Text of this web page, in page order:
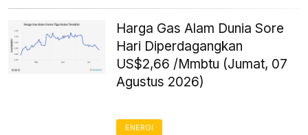
Harga Gas Alam Dunia Sore
Hari Diperdagangkan
US$2,66 /Mmbtu (Jumat, 07
Agustus 2026)
ENERGI